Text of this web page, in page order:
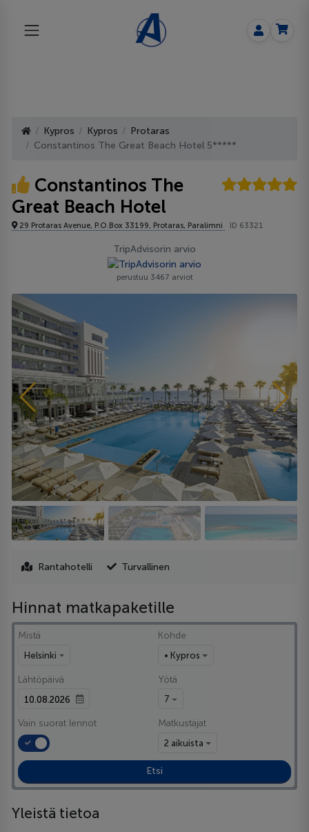
Kypros Kypros
Protaras
Constantinos The Great Beach Hotel 5*****
Constantinos The
Great Beach Hotel
29 Protaras Avenue, P.O.Box 33199, Protaras, Paralimni ID 63321
TripAdvisorin arvio
perustuu 3467 arviot
Rantahotelli Turvallinen
Hinnat matkapaketille
Mistä
Helsinki
Kohde
• Kypros
Lähtöpäivä Yötä
7
Vain suorat lennot Matkustajat
2 aikuista
Etsi
Yleistä tietoa